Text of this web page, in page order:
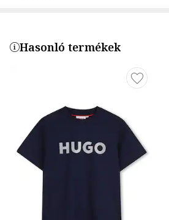
Hasonló termékek